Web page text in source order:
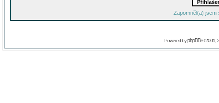
Zapomněl(a) jsem
Powered byphpBB© 2001,